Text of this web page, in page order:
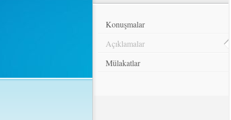
Konuşmalar
Açıklamalar
Mülakatlar